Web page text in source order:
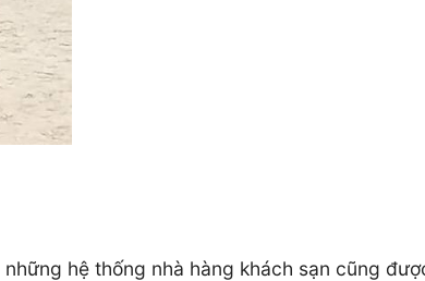
hệ thống nhà hàng khách sạn cũng